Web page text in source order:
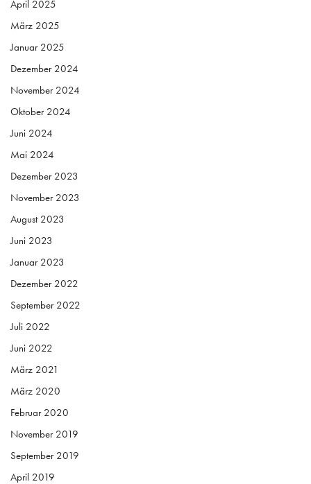
April 2025
März 2025
Januar 2025
Dezember 2024
November 2024
Oktober 2024
Juni 2024
Mai 2024
Dezember 2023
November 2023
August 2023
Juni 2023
Januar 2023
Dezember 2022
September 2022
Juli 2022
Juni 2022
März 2021
März 2020
Februar 2020
November 2019
September 2019
April 2019